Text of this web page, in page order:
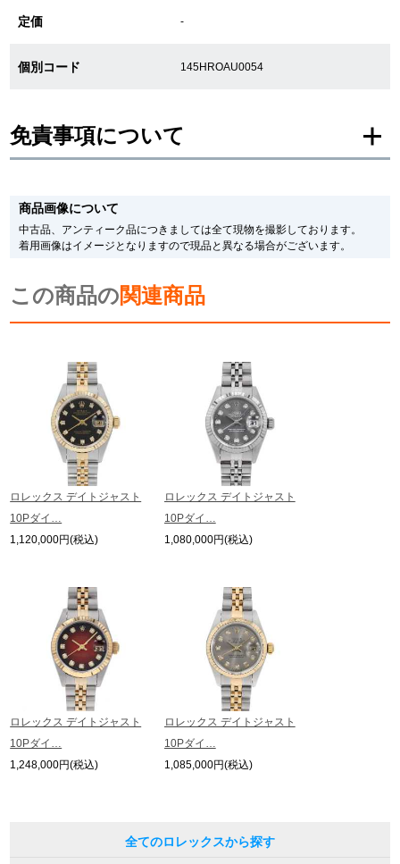
商品画像について
中古品、アンティーク品につきましては全て現物を撮影しております。
着用画像はイメージとなりますので現品と異なる場合がございます。
この商品の関連商品
ロレックス デイトジャスト
10Pダイ…
1,120,000円(税込)
ロレックス デイトジャスト
10Pダイ…
1,248,000円(税込)
ロレックス デイトジャスト
10Pダイ…
1,080,000円(税込)
ロレックス デイトジャスト
10Pダイ…
1,085,000円(税込)
全てのロレックスから探す
定価 -
個別コード 145HROAU0054
免責事項について
メーカー保護シールの有無に個体差がございますのでご了承下さいませ。
また、メーカーにてマイナーチェンジがなされる場合がございますが、在庫品
の仕様で販売させていただきますので予めご了承の程お願いいたします。
尚、中古品、アンティーク品につきましては現品を撮影しております。
ます。
の掲載を控えております。
※当店では店頭販売も行っております為、サイトでのご注文と店頭処理との時
間差で在庫切れになる場合がございます。
予めご了承くださいませ。
また、ご来店にてご購入を希望される場合にも、事前に在庫の確認をお電話か
メールにてお問い合わせいただけますようお願いいたします。
※アンティーク品やユーズド品の場合、外装および内部機械に代替部品を使用
している場合がございます。
※表示の定価は、入荷時の価格となっております。
現在の定価と異なる場合がございますのでご了承くださいませ。